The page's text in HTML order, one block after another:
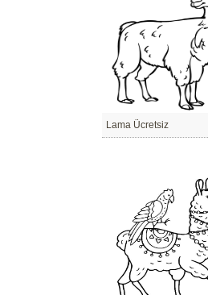
Lama Ücretsiz